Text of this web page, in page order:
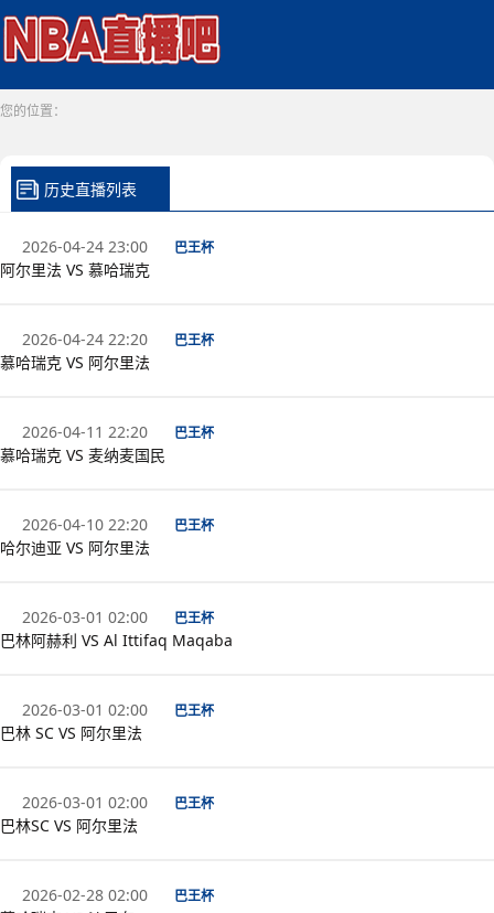
您的位置：
历史直播列表
2026-04-24 23:00 巴王杯
阿尔里法 VS 慕哈瑞克
2026-04-24 22:20 巴王杯
慕哈瑞克 VS 阿尔里法
2026-04-11 22:20 巴王杯
慕哈瑞克 VS 麦纳麦国民
2026-04-10 22:20 巴王杯
哈尔迪亚 VS 阿尔里法
2026-03-01 02:00 巴王杯
巴林阿赫利 VS Al Ittifaq Maqaba
2026-03-01 02:00 巴王杯
巴林 SC VS 阿尔里法
2026-03-01 02:00 巴王杯
巴林SC VS 阿尔里法
2026-02-28 02:00 巴王杯